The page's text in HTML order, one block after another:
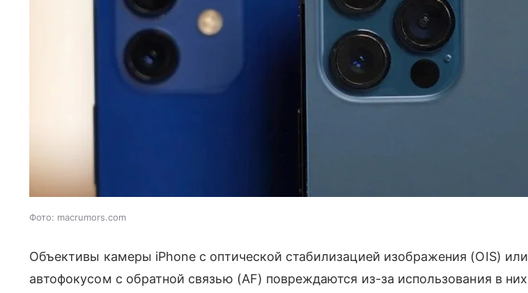
Фото: macrumors.com
Объективы камеры iPhone с оптической стабилизацией изображения (OIS) или
автофокусом с обратной связью (AF) повреждаются из-за использования в них